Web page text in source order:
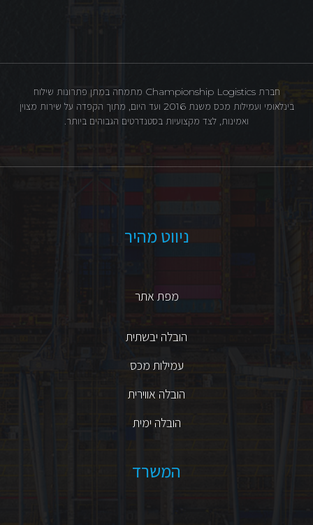
חברת Championship Logistics מתמחה במתן פתרונות שילוח
בינלאומי ועמילות מכס משנת 2016 ועד היום, מתוך הקפדה על שירות מצוין
ואמינות, לצד מקצועיות בסטנדרטים הגבוהים ביותר.
ניווט מהיר
מפת אתר
הובלה יבשתית
עמילות מכס
הובלה אווירית
הובלה ימית
המשרד